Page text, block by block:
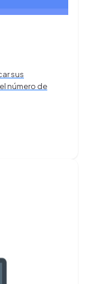
sus
número de